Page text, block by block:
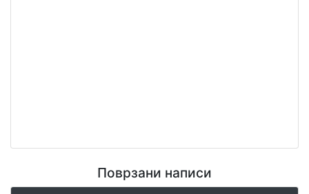
Поврзани написи